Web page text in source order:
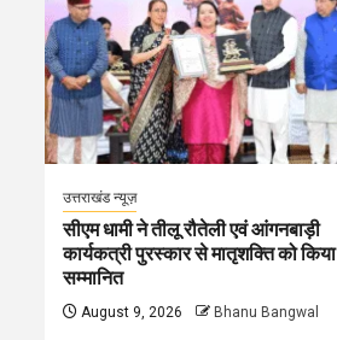
उत्तराखंड न्यूज़
सीएम धामी ने तीलू रौतेली एवं आंगनबाड़ी
कार्यकत्री पुरस्कार से मातृशक्ति को किया
सम्मानित
August 9, 2026 Bhanu Bangwal